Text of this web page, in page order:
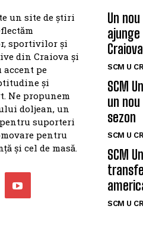
un site de știri
sportivilor și
din Craiova și
pe
și
Ne propunem
doljean, un
suporteri
pentru
și cel de masă.
Un
SCM U
SCM
un
sezon
SCM U
SCM
SCM U